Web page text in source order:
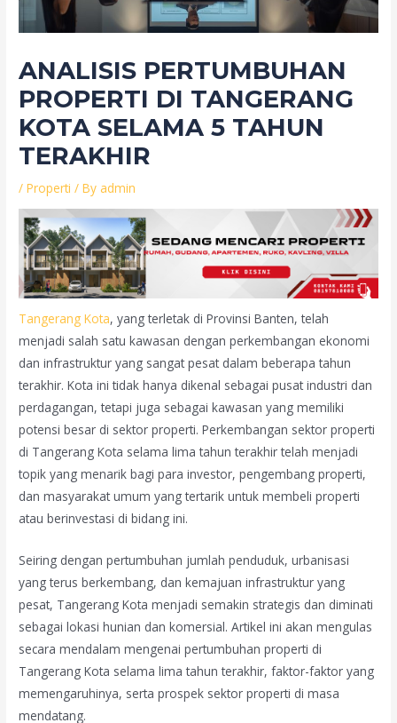
ANALISIS PERTUMBUHAN
PROPERTI DI TANGERANG
KOTA SELAMA 5 TAHUN
TERAKHIR
/Properti / By admin
Tangerang Kota, yang terletak di Provinsi Banten, telah
menjadi salah satu kawasan dengan perkembangan ekonomi
dan infrastruktur yang sangat pesat dalam beberapa tahun
terakhir. Kota ini tidak hanya dikenal sebagai pusat industri dan
perdagangan, tetapi juga sebagai kawasan yang memiliki
potensi besar di sektor properti. Perkembangan sektor properti
di Tangerang Kota selama lima tahun terakhir telah menjadi
topik yang menarik bagi para investor, pengembang properti,
dan masyarakat umum yang tertarik untuk membeli properti
atau berinvestasi di bidang ini.
Seiring dengan pertumbuhan jumlah penduduk, urbanisasi
yang terus berkembang, dan kemajuan infrastruktur yang
pesat, Tangerang Kota menjadi semakin strategis dan diminati
sebagai lokasi hunian dan komersial. Artikel ini akan mengulas
secara mendalam mengenai pertumbuhan properti di
Tangerang Kota selama lima tahun terakhir, faktor-faktor yang
memengaruhinya, serta prospek sektor properti di masa
mendatang.